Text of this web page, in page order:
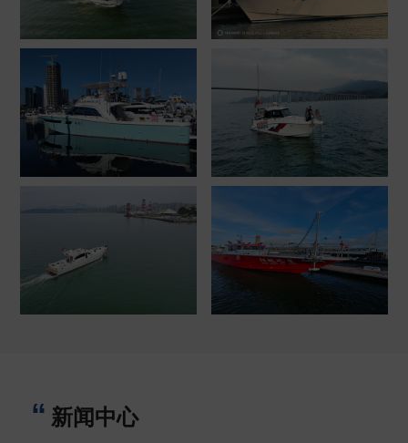
新闻中心